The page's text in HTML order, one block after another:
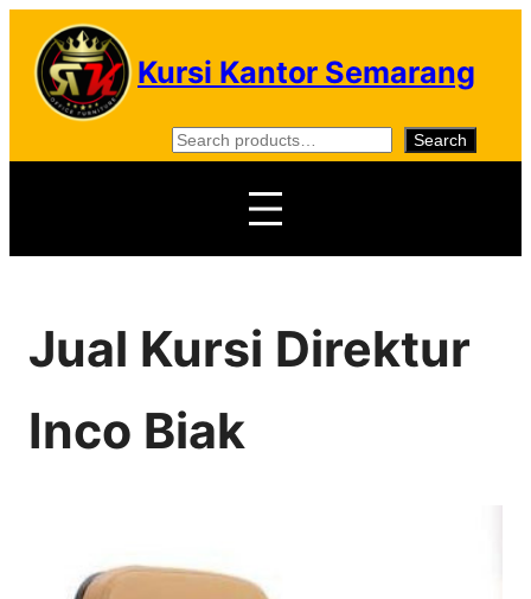
Skip
content
Kursi Kantor Semarang
S
e
c
Search
Jual Kursi Direktur
Inco Biak